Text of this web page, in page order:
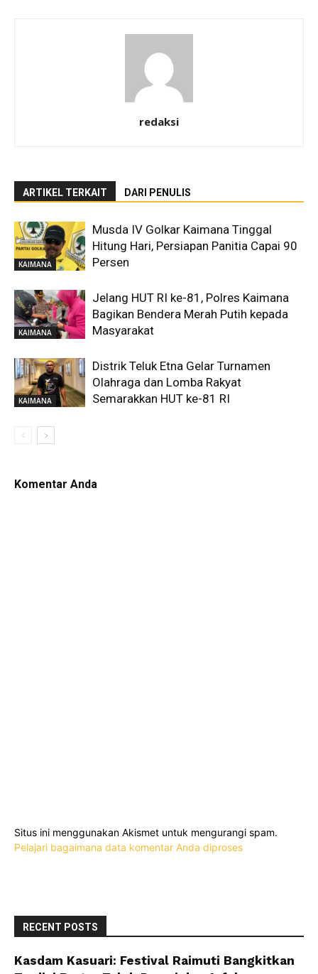
redaksi
ARTIKEL TERKAIT DARI PENULIS
KAIMANA
Musda IV Golkar Kaimana Tinggal
Hitung Hari, Persiapan Panitia Capai 90
Persen
KAIMANA
Jelang HUT RI ke-81, Polres Kaimana
Bagikan Bendera Merah Putih kepada
Masyarakat
KAIMANA
Distrik Teluk Etna Gelar Turnamen
Olahraga dan Lomba Rakyat
Semarakkan HUT ke-81 RI
Komentar Anda
Situs ini menggunakan Akismet untuk mengurangi spam.
Pelajari bagaimana data komentar Anda diproses
RECENT POSTS
Kasdam Kasuari: Festival Raimuti Bangkitkan